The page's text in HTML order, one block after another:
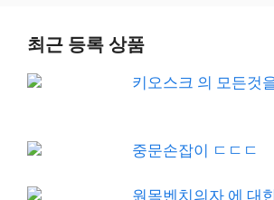
최근 등록 상품
키오스크 의 모든것
중문손잡이 ㄷㄷㄷ
원목벤치의자 에 대